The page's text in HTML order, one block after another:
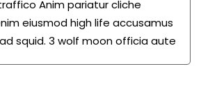
Anim pariatur cliche
eiusmod high life accusamus
squid. 3 wolf moon officia aute